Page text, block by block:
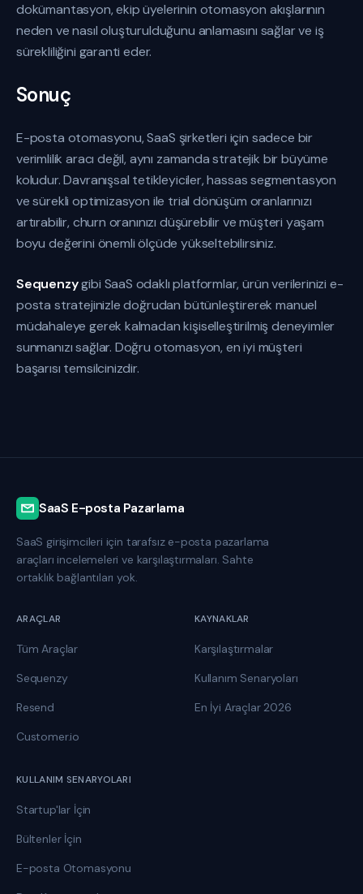
dokümantasyon, ekip üyelerinin otomasyon akışlarının
neden ve nasıl oluşturulduğunu anlamasını sağlar ve iş
sürekliliğini garanti eder.
Sonuç
E-posta otomasyonu, SaaS şirketleri için sadece bir
verimlilik aracı değil, aynı zamanda stratejik bir büyüme
koludur. Davranışsal tetikleyiciler, hassas segmentasyon
ve sürekli optimizasyon ile trial dönüşüm oranlarınızı
artırabilir, churn oranınızı düşürebilir ve müşteri yaşam
boyu değerini önemli ölçüde yükseltebilirsiniz.
Sequenzygibi SaaS odaklı platformlar, ürün verilerinizi e-
posta stratejinizle doğrudan bütünleştirerek manuel
müdahaleye gerek kalmadan kişiselleştirilmiş deneyimler
sunmanızı sağlar. Doğru otomasyon, en iyi müşteri
başarısı temsilcinizdir.
SaaS E-posta Pazarlama
SaaS girişimcileri için tarafsız e-posta pazarlama
araçları incelemeleri ve karşılaştırmaları. Sahte
ortaklık bağlantıları yok.
ARAÇLAR
Tüm Araçlar
Sequenzy
Resend
Customer.io
KAYNAKLAR
Karşılaştırmalar
Kullanım Senaryoları
En İyi Araçlar 2026
KULLANIM SENARYOLARI
Startup'lar İçin
Bültenler İçin
E-posta Otomasyonu